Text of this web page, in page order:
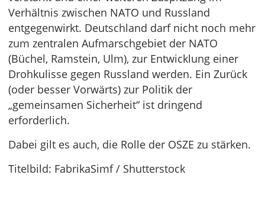
Verhältnis zwischen NATO und Russland
entgegenwirkt. Deutschland darf nicht noch mehr
zum zentralen Aufmarschgebiet der NATO
(Büchel, Ramstein, Ulm), zur Entwicklung einer
Drohkulisse gegen Russland werden. Ein Zurück
(oder besser Vorwärts) zur Politik der
„gemeinsamen Sicherheit“ ist dringend
erforderlich.
Dabei gilt es auch, die Rolle der OSZE zu stärken.
Titelbild: FabrikaSimf / Shutterstock